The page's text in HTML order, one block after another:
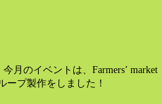
月のイベントは、Farmers’ market
ープ製作をしました！